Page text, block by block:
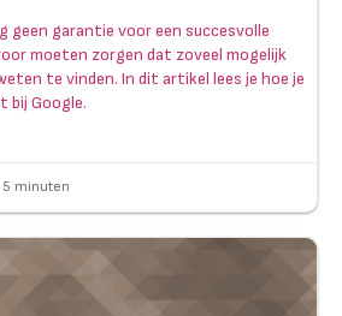
geen garantie voor een succesvolle
moeten zorgen dat zoveel mogelijk
te vinden. In dit artikel lees je hoe je
bij Google.
5 minuten